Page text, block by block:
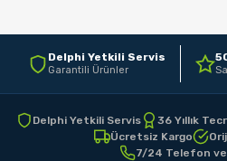
Delphi Yetkili Servis
Garantili Ürünler
Delphi Yetkili Servis 36 Yıllık
Ücretsiz Kargo
7/24 Telefon ve